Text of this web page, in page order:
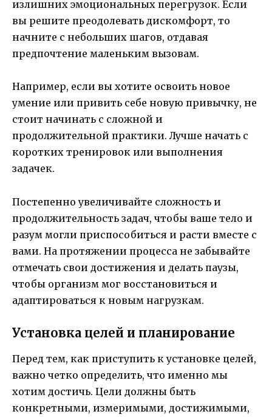
излишних эмоциональных перегрузок. Если
вы решите преодолевать дискомфорт, то
начните с небольших шагов, отдавая
предпочтение маленьким вызовам.
Например, если вы хотите освоить новое
умение или привить себе новую привычку, не
стоит начинать с сложной и
продолжительной практики. Лучше начать с
коротких тренировок или выполнения
задачек.
Постепенно увеличивайте сложность и
продолжительность задач, чтобы ваше тело и
разум могли приспособиться и расти вместе с
вами. На протяжении процесса не забывайте
отмечать свои достижения и делать паузы,
чтобы организм мог восстановиться и
адаптироваться к новым нагрузкам.
Установка целей и планирование
Перед тем, как приступить к установке целей,
важно четко определить, что именно мы
хотим достичь. Цели должны быть
конкретными, измеримыми, достижимыми,